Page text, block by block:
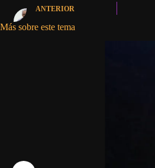
ANTERIOR
Más sobre este tema